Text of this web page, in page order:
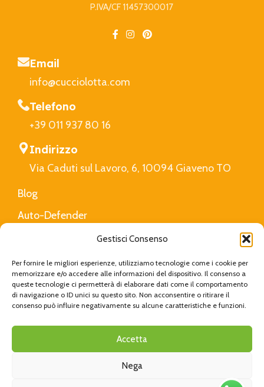
Gestisci Consenso
Per fornire le migliori esperienze, utilizziamo tecnologie come i cookie per
memorizzare e/o accedere alle informazioni del dispositivo. Il consenso a
queste tecnologie ci permetterà di elaborare dati come il comportamento
di navigazione o ID unici su questo sito. Non acconsentire o ritirare il
consenso può influire negativamente su alcune caratteristiche e funzioni.
Accetta
Nega
P.IVA/CF 11457300017
Email
info@cucciolotta.com
Telefono
+39 011 937 80 16
Indirizzo
Via Caduti sul Lavoro, 6, 10094 Giaveno TO
Blog
Auto-Defender
Privacy Policy
CucciolottaCreated with Love byViva Digital|